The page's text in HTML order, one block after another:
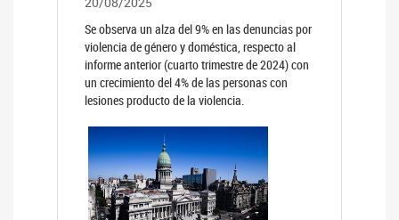
Se observa un alza del 9% en las denuncias por
violencia de género y doméstica, respecto al
informe anterior (cuarto trimestre de 2024) con
un crecimiento del 4% de las personas con
lesiones producto de la violencia.